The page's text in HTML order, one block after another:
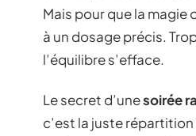
Mais pour que la magie
à un dosage précis.
l’équilibre s’efface.
Le secret d’unesoirée
c’est la juste répartition